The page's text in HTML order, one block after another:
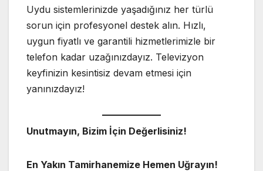
Uydu sistemlerinizde yaşadığınız her türlü
sorun için profesyonel destek alın. Hızlı,
uygun fiyatlı ve garantili hizmetlerimizle bir
telefon kadar uzağınızdayız. Televizyon
keyfinizin kesintisiz devam etmesi için
yanınızdayız!
Unutmayın, Bizim İçin Değerlisiniz!
En Yakın Tamirhanemize Hemen Uğrayın!